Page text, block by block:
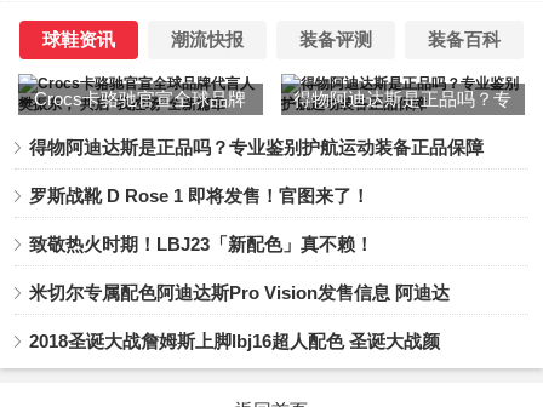
球鞋资讯 潮流快报 装备评测 装备百科
Crocs卡骆驰官宣全球品牌
场”全新篇章
得物阿迪达斯是正品吗？专
障
得物阿迪达斯是正品吗？专业鉴别护航运动装备正品保障
罗斯战靴 D Rose 1 即将发售！官图来了！
致敬热火时期！LBJ23「新配色」真不赖！
米切尔专属配色阿迪达斯Pro Vision发售信息 阿迪达
2018圣诞大战詹姆斯上脚lbj16超人配色 圣诞大战颜